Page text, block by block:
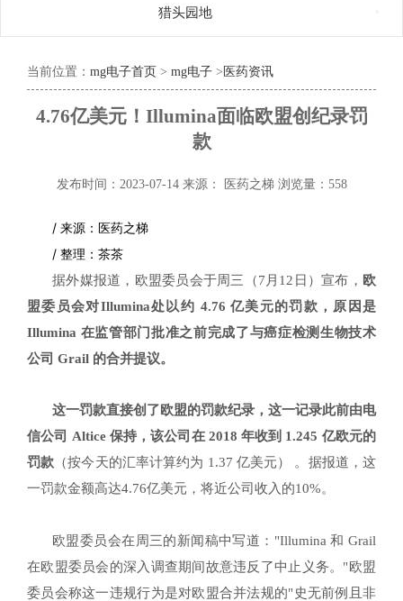
猎头园地
当前位置： mg电子首页 > mg电子 > 医药资讯
4.76亿美元！Illumina面临欧盟创纪录罚
款
发布时间：2023-07-14 来源： 医药之梯 浏览量：558
/ 来源：医药之梯
/ 整理：茶茶
据外媒报道，欧盟委员会于周三（7月12日）宣布， 欧
盟委员会对Illumina处以约 4.76 亿美元的罚款，原因是
Illumina 在监管部门批准之前完成了与癌症检测生物技术
公司 Grail 的合并提议。
这一罚款直接创了欧盟的罚款纪录，这一记录此前由电
信公司 Altice 保持，该公司在 2018 年收到 1.245 亿欧元的
罚款 （按今天的汇率计算约为 1.37 亿美元） 。 据报道，这
一罚款金额高达4.76亿美元，将近公司收入的10%。
欧盟委员会在周三的新闻稿中写道："Illumina 和 Grail
在欧盟委员会的深入调查期间故意违反了中止义务。"欧盟
委员会称这一违规行为是对欧盟合并法规的"史无前例且非